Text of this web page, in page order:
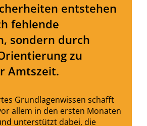
entstehen
fehlende
sondern durch
zu
Amtszeit.
Grundlagenwissen schafft
allem in den ersten Monaten
unterstützt dabei, die